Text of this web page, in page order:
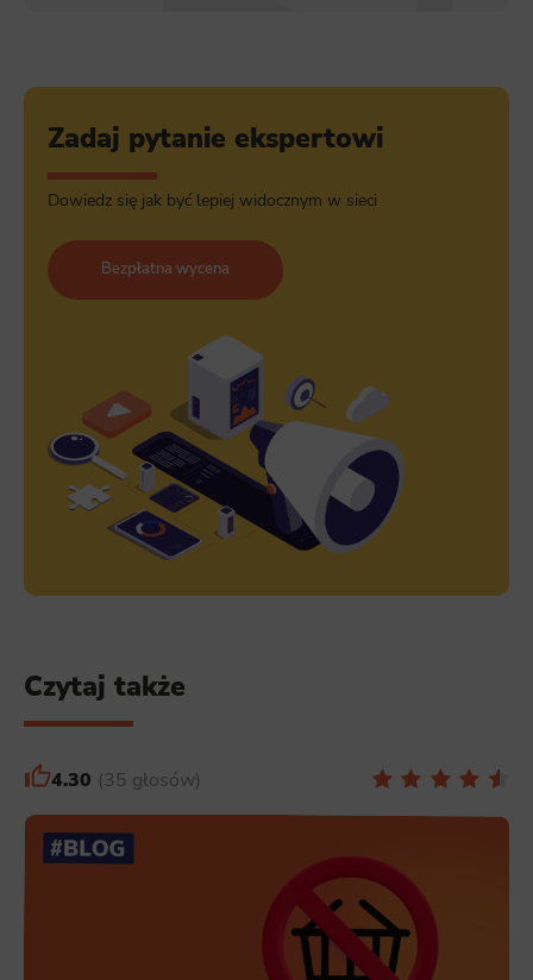
Zadaj pytanie ekspertowi
Dowiedz się jak być lepiej widocznym w sieci
Bezpłatna wycena
Czytaj także
4.30 35 głosów